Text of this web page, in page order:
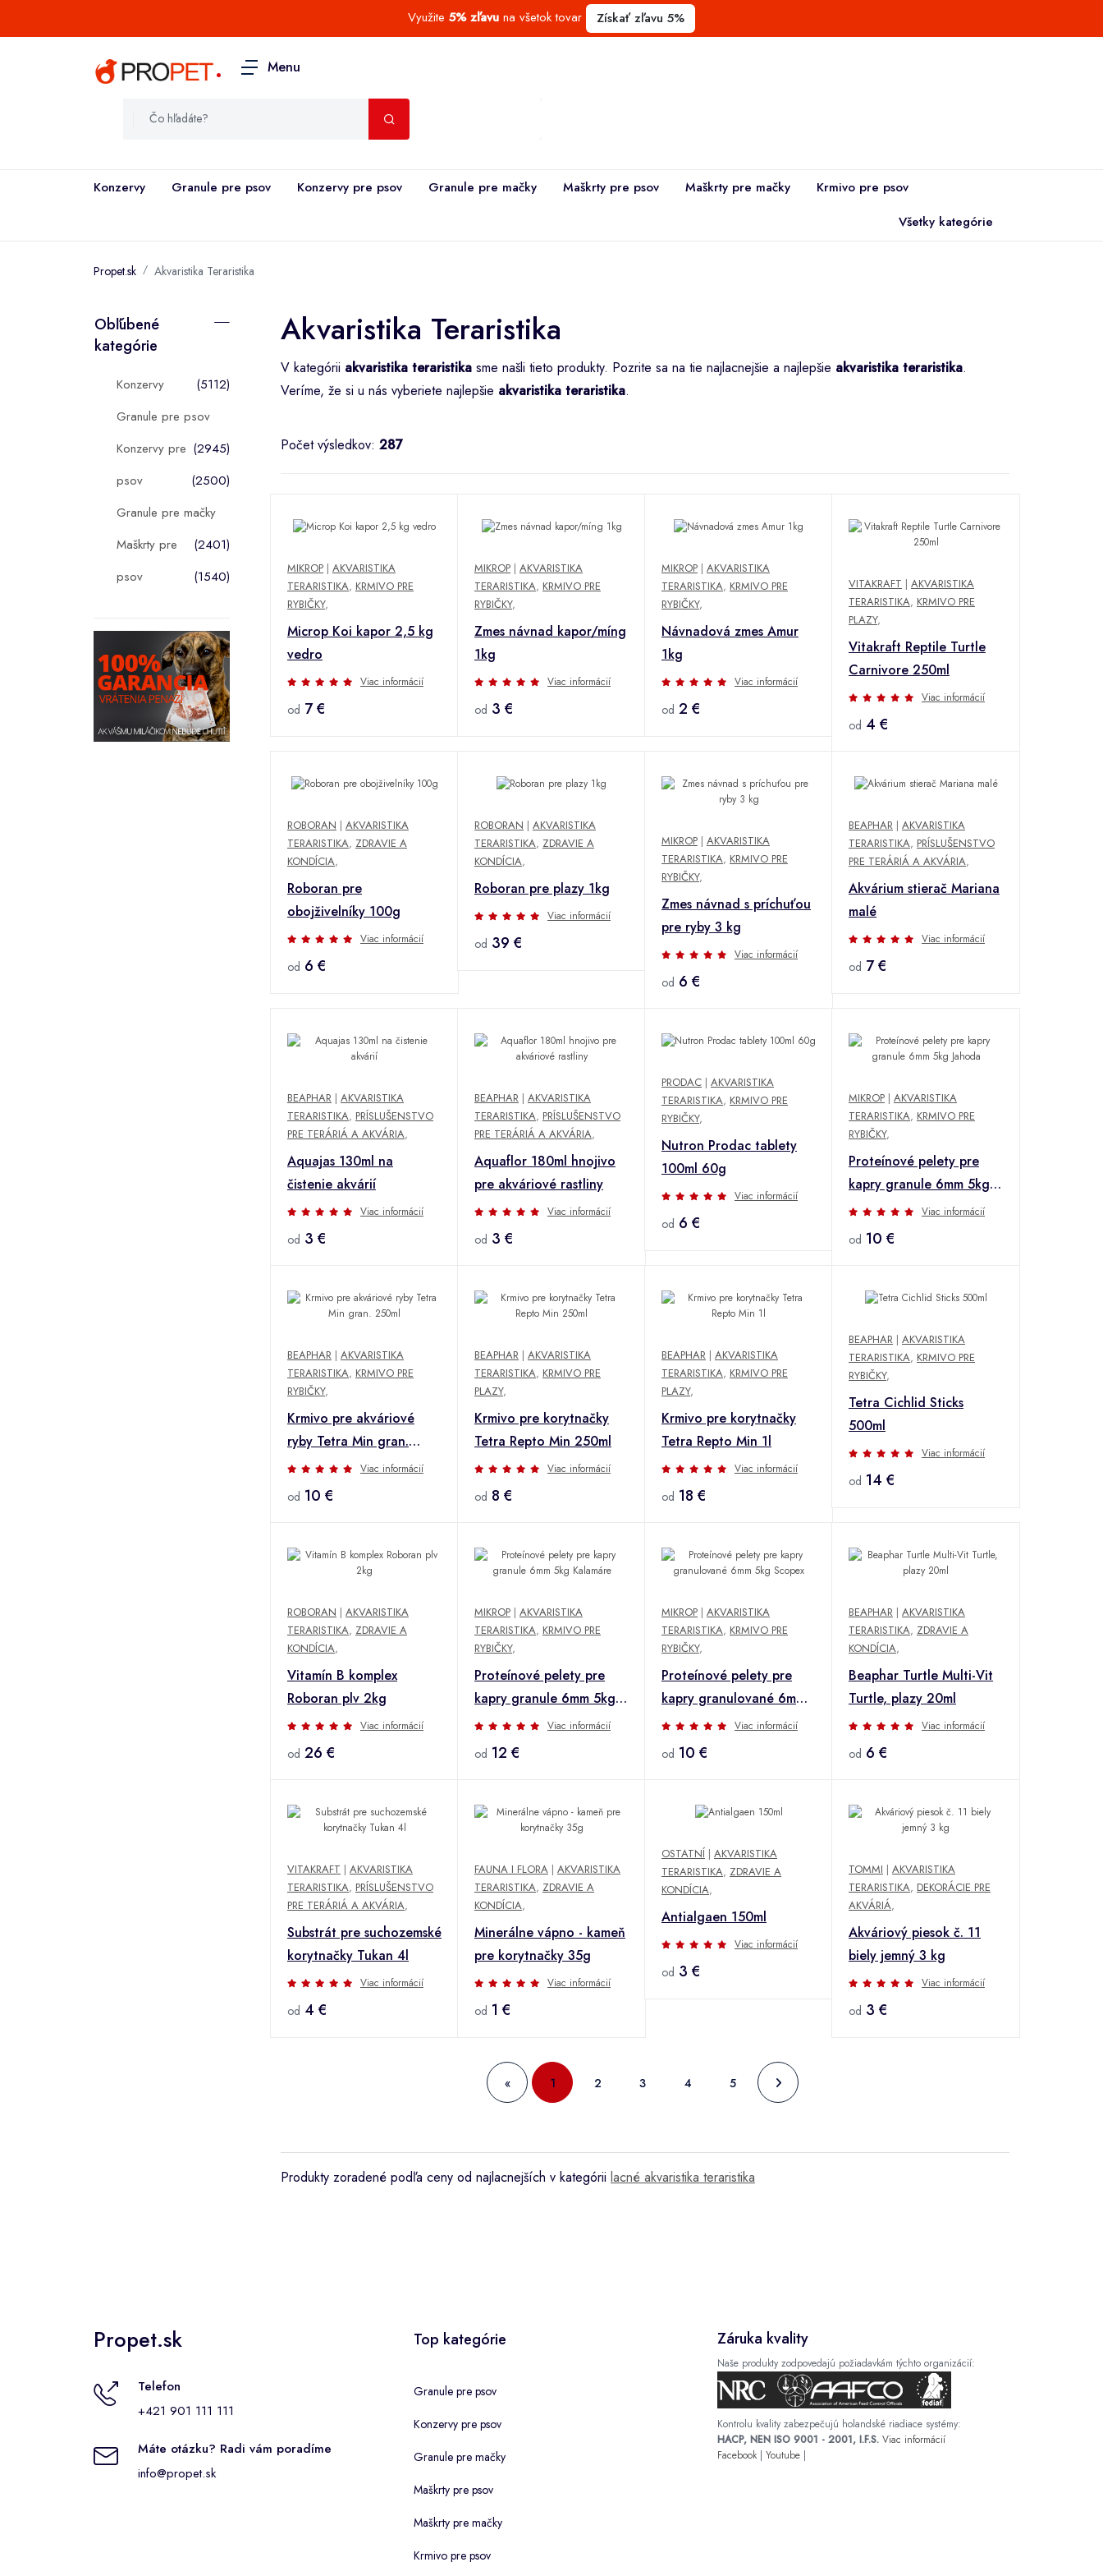
Využite 5% zľavu na všetok tovar Získať zľavu 5%
. Menu
Konzervy Granule pre psov Konzervy pre psov Granule pre mačky Maškrty pre psov Maškrty pre mačky
Krmivo pre psov
Všetky kategórie
Propet.sk Akvaristika Teraristika
Obľúbené
kategórie
Konzervy
(5112)
Granule pre psov
(2945)
Konzervy pre
psov
(2500)
Granule pre mačky
(2401)
Maškrty pre
psov
(1540)
Akvaristika Teraristika
V kategórii akvaristika teraristika sme našli tieto produkty. Pozrite sa na tie najlacnejšie a najlepšie akvaristika teraristika.
Veríme, že si u nás vyberiete najlepšie akvaristika teraristika.
Počet výsledkov: 287
MIKROP | AKVARISTIKA
TERARISTIKA, KRMIVO PRE
RYBIČKY,
Microp Koi kapor 2,5 kg
vedro
Viac informácií
od 7 €
MIKROP | AKVARISTIKA
TERARISTIKA, KRMIVO PRE
RYBIČKY,
Zmes návnad kapor/míng
1kg
Viac informácií
od 3 €
MIKROP | AKVARISTIKA
TERARISTIKA, KRMIVO PRE
RYBIČKY,
Návnadová zmes Amur
1kg
Viac informácií
od 2 €
VITAKRAFT | AKVARISTIKA
TERARISTIKA, KRMIVO PRE
PLAZY,
Vitakraft Reptile Turtle
Carnivore 250ml
Viac informácií
od 4 €
ROBORAN | AKVARISTIKA
TERARISTIKA, ZDRAVIE A
KONDÍCIA,
Roboran pre
obojživelníky 100g
Viac informácií
od 6 €
ROBORAN | AKVARISTIKA
TERARISTIKA, ZDRAVIE A
KONDÍCIA,
Roboran pre plazy 1kg
Viac informácií
od 39 €
MIKROP | AKVARISTIKA
TERARISTIKA, KRMIVO PRE
RYBIČKY,
Zmes návnad s príchuťou
pre ryby 3 kg
Viac informácií
od 6 €
BEAPHAR | AKVARISTIKA
TERARISTIKA, PRÍSLUŠENSTVO
PRE TERÁRIÁ A AKVÁRIA,
Akvárium stierač Mariana
malé
Viac informácií
od 7 €
BEAPHAR | AKVARISTIKA
TERARISTIKA, PRÍSLUŠENSTVO
PRE TERÁRIÁ A AKVÁRIA,
Aquajas 130ml na
čistenie akvárií
Viac informácií
od 3 €
BEAPHAR | AKVARISTIKA
TERARISTIKA, PRÍSLUŠENSTVO
PRE TERÁRIÁ A AKVÁRIA,
Aquaflor 180ml hnojivo
pre akváriové rastliny
Viac informácií
od 3 €
PRODAC | AKVARISTIKA
TERARISTIKA, KRMIVO PRE
RYBIČKY,
Nutron Prodac tablety
100ml 60g
Viac informácií
od 6 €
MIKROP | AKVARISTIKA
TERARISTIKA, KRMIVO PRE
RYBIČKY,
Proteínové pelety pre
kapry granule 6mm 5kg
Jahoda
Viac informácií
od 10 €
BEAPHAR | AKVARISTIKA
TERARISTIKA, KRMIVO PRE
RYBIČKY,
Krmivo pre akváriové
ryby Tetra Min gran.
250ml
Viac informácií
od 10 €
BEAPHAR | AKVARISTIKA
TERARISTIKA, KRMIVO PRE
PLAZY,
Krmivo pre korytnačky
Tetra Repto Min 250ml
Viac informácií
od 8 €
BEAPHAR | AKVARISTIKA
TERARISTIKA, KRMIVO PRE
PLAZY,
Krmivo pre korytnačky
Tetra Repto Min 1l
Viac informácií
od 18 €
BEAPHAR | AKVARISTIKA
TERARISTIKA, KRMIVO PRE
RYBIČKY,
Tetra Cichlid Sticks
500ml
Viac informácií
od 14 €
ROBORAN | AKVARISTIKA
TERARISTIKA, ZDRAVIE A
KONDÍCIA,
Vitamín B komplex
Roboran plv 2kg
Viac informácií
od 26 €
MIKROP | AKVARISTIKA
TERARISTIKA, KRMIVO PRE
RYBIČKY,
Proteínové pelety pre
kapry granule 6mm 5kg
Kalamáre
Viac informácií
od 12 €
MIKROP | AKVARISTIKA
TERARISTIKA, KRMIVO PRE
RYBIČKY,
Proteínové pelety pre
kapry granulované 6mm
5kg Scopex Viac informácií
od 10 €
BEAPHAR | AKVARISTIKA
TERARISTIKA, ZDRAVIE A
KONDÍCIA,
Beaphar Turtle Multi-Vit
Turtle, plazy 20ml
Viac informácií
od 6 €
VITAKRAFT | AKVARISTIKA
TERARISTIKA, PRÍSLUŠENSTVO
PRE TERÁRIÁ A AKVÁRIA,
Substrát pre suchozemské
korytnačky Tukan 4l
Viac informácií
od 4 €
FAUNA I FLORA | AKVARISTIKA
TERARISTIKA, ZDRAVIE A
KONDÍCIA,
Minerálne vápno - kameň
pre korytnačky 35g
Viac informácií
od 1 €
OSTATNÍ | AKVARISTIKA
TERARISTIKA, ZDRAVIE A
KONDÍCIA,
Antialgaen 150ml
Viac informácií
od 3 €
TOMMI | AKVARISTIKA
TERARISTIKA, DEKORÁCIE PRE
AKVÁRIÁ,
Akváriový piesok č. 11
biely jemný 3 kg
Viac informácií
od 3 €
« 1 2 3 4 5
Produkty zoradené podľa ceny od najlacnejších v kategórii lacné akvaristika teraristika
Propet.sk
Telefon
+421 901 111 111
Máte otázku? Radi vám poradíme
info@propet.sk
Top kategórie
Granule pre psov
Konzervy pre psov
Granule pre mačky
Maškrty pre psov
Maškrty pre mačky
Krmivo pre psov
Záruka kvality
Naše produkty zodpovedajú požiadavkám týchto organizácií:
Kontrolu kvality zabezpečujú holandské riadiace systémy:
HACP, NEN ISO 9001 - 2001, I.F.S. Viac informácií
Facebook| Youtube |